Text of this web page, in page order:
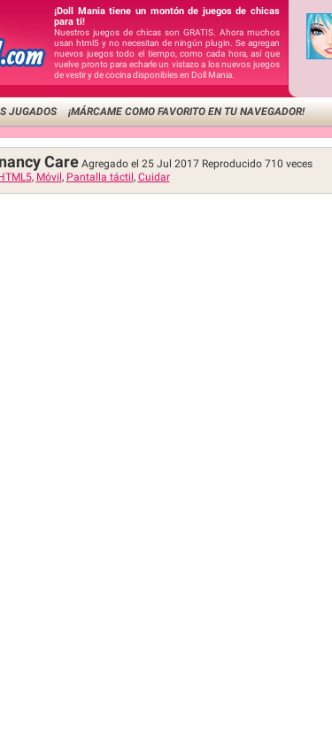
¡Doll Mania tiene un montón de juegos de chicas
para ti!
Nuestros juegos de chicas son GRATIS. Ahora muchos
usan html5 y no necesitan de ningún plugin. Se agregan
nuevos juegos todo el tiempo, como cada hora, así que
vuelve pronto para echarle un vistazo a los nuevos juegos
de vestir y de cocina disponibles en Doll Mania.
JUGADOS ¡MÁRCAME COMO FAVORITO EN TU NAVEGADOR!
Care Agregado el 25 Jul 2017 Reproducido 710 veces
, Móvil , Pantalla táctil , Cuidar